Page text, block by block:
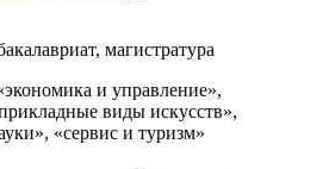
магистратура
и управление»,
виды искусств»,
«сервис и туризм»